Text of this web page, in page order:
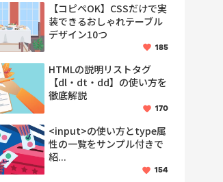
【コピペOK】CSSだけで実
装できるおしゃれテーブル
デザイン10つ
185
HTMLの説明リストタグ
【dl・dt・dd】の使い方を
徹底解説
170
<input>の使い方とtype属
性の一覧をサンプル付きで
紹...
154